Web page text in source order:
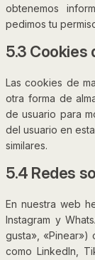
obtenemos
pedimos tu
5.3 Cookies
Las cookies de
otra forma de
de usuario para
del usuario en
similares.
5.4 Redes
En nuestra web
Instagram y
gusta», «Pinear»)
como LinkedIn,